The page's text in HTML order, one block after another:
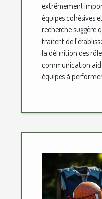
extrêmement
équipes cohésives
recherche suggère
traitent de
la définition des
communication
équipes à